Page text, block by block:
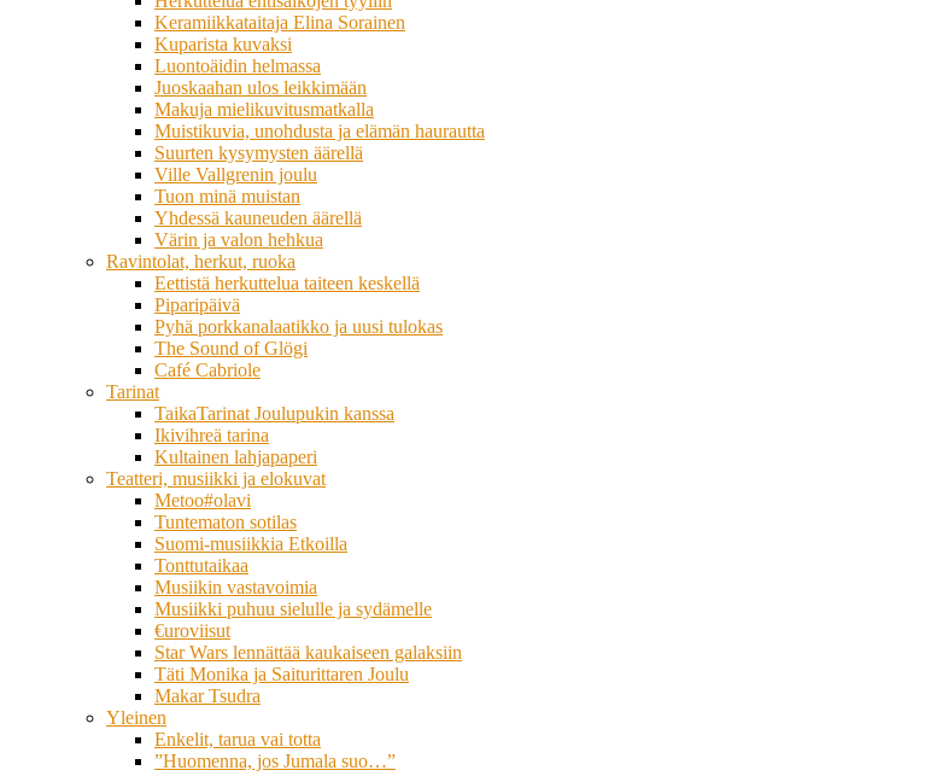
Keramiikkataitaja Elina Sorainen
Kuparista kuvaksi
Luontoäidin helmassa
Juoskaahan ulos leikkimään
Makuja mielikuvitusmatkalla
Muistikuvia, unohdusta ja elämän haurautta
Suurten kysymysten äärellä
Ville Vallgrenin joulu
Tuon minä muistan
Yhdessä kauneuden äärellä
Värin ja valon hehkua
Ravintolat, herkut, ruoka
Eettistä herkuttelua taiteen keskellä
Piparipäivä
Pyhä porkkanalaatikko ja uusi tulokas
The Sound of Glögi
Café Cabriole
Tarinat
TaikaTarinat Joulupukin kanssa
Ikivihreä tarina
Kultainen lahjapaperi
Teatteri, musiikki ja elokuvat
Metoo#olavi
Tuntematon sotilas
Suomi-musiikkia Etkoilla
Tonttutaikaa
Musiikin vastavoimia
Musiikki puhuu sielulle ja sydämelle
€uroviisut
Star Wars lennättää kaukaiseen galaksiin
Täti Monika ja Saiturittaren Joulu
Makar Tsudra
Yleinen
Enkelit, tarua vai totta
”Huomenna, jos Jumala suo…”